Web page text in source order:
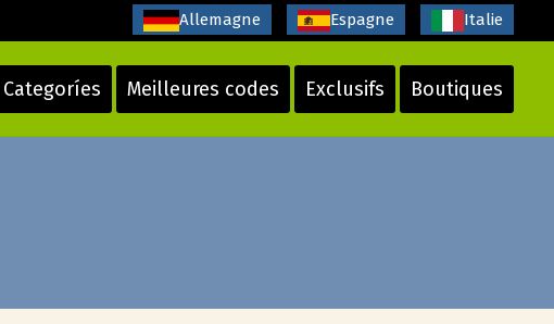
Categoríes Meilleures codes Exclusifs Boutiques
Allemagne Espagne Italie